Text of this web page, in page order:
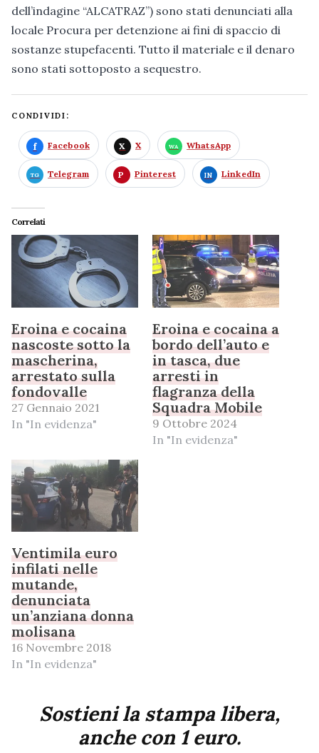
dell’indagine “ALCATRAZ”) sono stati denunciati alla
locale Procura per detenzione ai fini di spaccio di
sostanze stupefacenti. Tutto il materiale e il denaro
sono stati sottoposto a sequestro.
CONDIVIDI:
Facebook X WhatsApp
Telegram Pinterest LinkedIn
Correlati
Eroina e cocaina
nascoste sotto la
mascherina,
arrestato sulla
fondovalle
27 Gennaio 2021
In "In evidenza"
Eroina e cocaina a
bordo dell’auto e
in tasca, due
arresti in
flagranza della
Squadra Mobile
9 Ottobre 2024
In "In evidenza"
Ventimila euro
infilati nelle
mutande,
denunciata
un’anziana donna
molisana
16 Novembre 2018
In "In evidenza"
Sostieni la stampa libera,
anche con 1 euro.